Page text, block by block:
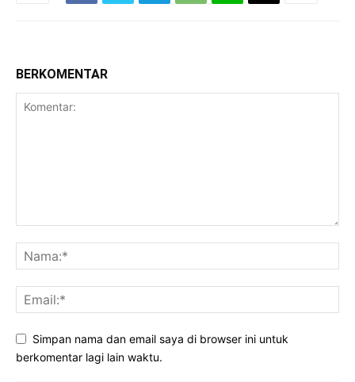
BERKOMENTAR
Simpan nama dan email saya di browser ini untuk
berkomentar lagi lain waktu.